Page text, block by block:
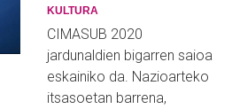
KULTURA
CIMASUB 2020
jardunaldien bigarren saioa
eskainiko da. Nazioarteko
itsasoetan barrena,